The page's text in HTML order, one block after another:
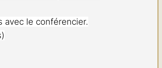
avec le conférencier.